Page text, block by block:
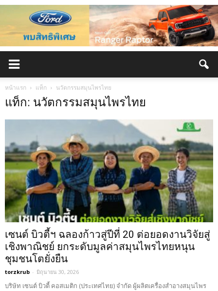
หน้าแรก แท็ก นวัตกรรมสมุนไพรไทย
แท็ก: นวัตกรรมสมุนไพรไทย
เซนต์ บิวตี้ฯ ฉลองก้าวสู่ปีที่ 20 ต่อยอดงานวิจัยสู่
เชิงพาณิชย์ ยกระดับมูลค่าสมุนไพรไทยหนุน
ชุมชนโตยั่งยืน
torzkrub - มิถุนายน 30, 2026
บริษัท เซนต์ บิวตี้ คอสเมติก (ประเทศไทย) จำกัด ผู้ผลิตเครื่องสำอางสมุนไพร